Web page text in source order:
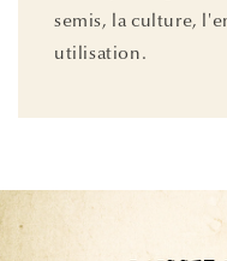
semis, la culture,
utilisation.